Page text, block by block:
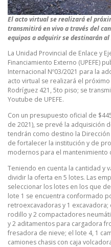
El acto virtual se realizará el
transmitirá en vivo a través del
equipos a adquirir se destinarán
La Unidad Provincial de Enlace y
Financiamiento Externo (UPEFE)
Internacional Nº03/2021 para la
acto virtual se realizará el
Rodríguez 421, 5to piso; se
Youtube de UPEFE.
Con un presupuesto oficial de
de 2021), se prevé la adquisición
tendrán como destino la
de fortalecer la institución y de
modernos para el mantenimiento
Teniendo en cuenta la cantidad y
dividir la oferta en 5 lotes. Las
seleccionar los lotes en los que
lote 1 se encuentra conformado
retroexcavadoras y 1
rodillo y 2 compactadores
y 2 aditamentos para cargadora
fresadora de nieve; el lote 4, 1
camiones chasis con caja